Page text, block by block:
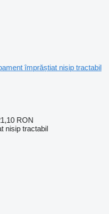
împrăștiat nisip tractabil
RON
nisip tractabil